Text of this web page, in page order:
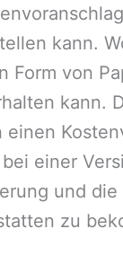
kann.
Form von
kann.
einen
einer
und
zu